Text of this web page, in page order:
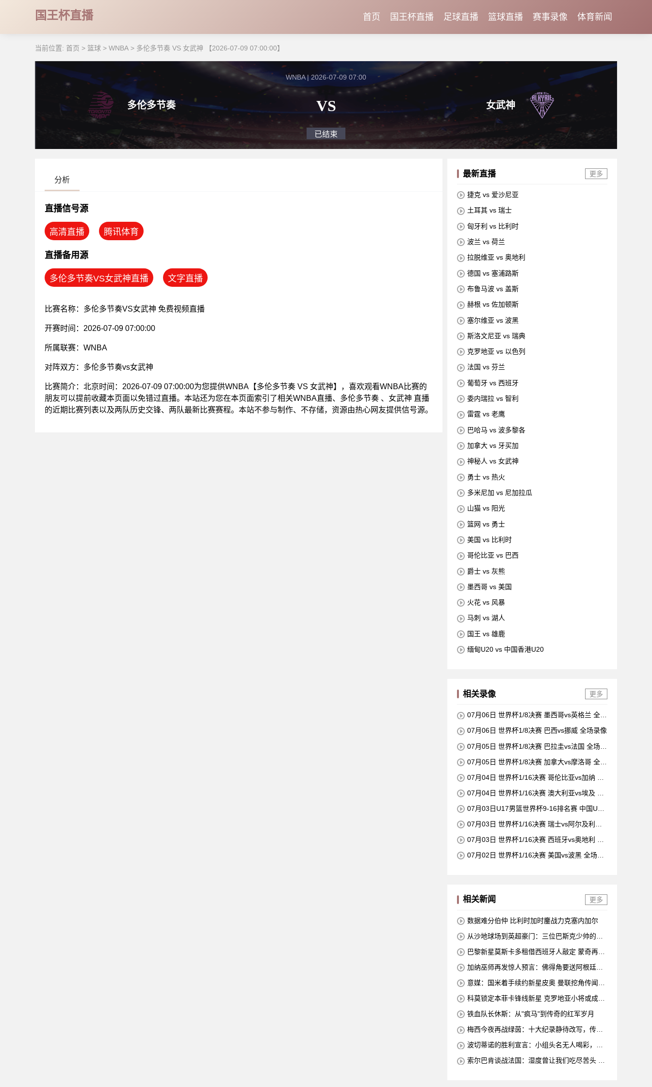
国王杯直播 首页 国王杯直播 足球直播 篮球直播 赛事录像 体育新闻
当前位置: 首页 > 篮球 > WNBA > 多伦多节奏 VS 女武神 【2026-07-09 07:00:00】
多伦多节奏
WNBA | 2026-07-09 07:00
VS
已结束
女武神
分析
直播信号源
高清直播 腾讯体育
直播备用源
多伦多节奏VS女武神直播 文字直播
比赛名称：多伦多节奏VS女武神 免费视频直播
开赛时间：2026-07-09 07:00:00
所属联赛： WNBA
对阵双方：多伦多节奏vs女武神
比赛简介：北京时间：2026-07-09 07:00:00为您提供WNBA【多伦多节奏 VS 女武神】，喜欢观看WNBA比赛的
朋友可以提前收藏本页面以免错过直播。本站还为您在本页面索引了相关WNBA直播、多伦多节奏 、女武神 直播
的近期比赛列表以及两队历史交锋、两队最新比赛赛程。本站不参与制作、不存储，资源由热心网友提供信号源。
最新直播 更多
捷克 vs 爱沙尼亚
土耳其 vs 瑞士
匈牙利 vs 比利时
波兰 vs 荷兰
拉脱维亚 vs 奥地利
德国 vs 塞浦路斯
布鲁马波 vs 盖斯
赫根 vs 佐加顿斯
塞尔维亚 vs 波黑
斯洛文尼亚 vs 瑞典
克罗地亚 vs 以色列
法国 vs 芬兰
葡萄牙 vs 西班牙
委内瑞拉 vs 智利
雷霆 vs 老鹰
巴哈马 vs 波多黎各
加拿大 vs 牙买加
神秘人 vs 女武神
勇士 vs 热火
多米尼加 vs 尼加拉瓜
山猫 vs 阳光
篮网 vs 勇士
美国 vs 比利时
哥伦比亚 vs 巴西
爵士 vs 灰熊
墨西哥 vs 美国
火花 vs 风暴
马刺 vs 湖人
国王 vs 雄鹿
缅甸U20 vs 中国香港U20
相关录像 更多
07月06日 世界杯1/8决赛 墨西哥vs英格兰 全场
07月06日 世界杯1/8决赛 巴西vs挪威 全场录像
07月05日 世界杯1/8决赛 巴拉圭vs法国 全场录
07月05日 世界杯1/8决赛 加拿大vs摩洛哥 全场
07月04日 世界杯1/16决赛 哥伦比亚vs加纳 全
07月04日 世界杯1/16决赛 澳大利亚vs埃及 全
07月03日U17男篮世界杯9-16排名赛 中国U17
07月03日 世界杯1/16决赛 瑞士vs阿尔及利亚
07月03日 世界杯1/16决赛 西班牙vs奥地利 全
07月02日 世界杯1/16决赛 美国vs波黑 全场录
相关新闻 更多
数据难分伯仲 比利时加时鏖战力克塞内加尔
从沙地球场到英超豪门：三位巴斯克少帅的足
巴黎新星莫斯卡多租借西班牙人敲定 蒙奇再度
加纳巫师再发惊人预言：佛得角要送阿根廷回
意媒：国米着手续约新星皮奥 曼联挖角传闻实
科莫锁定本菲卡锋线新星 克罗地亚小将或成今
铁血队长休斯：从"疯马"到传奇的红军岁月
梅西今夜再战绿茵：十大纪录静待改写，传奇
波切蒂诺的胜利宣言：小组头名无人喝彩，美
索尔巴肯谈战法国：湿度曾让我们吃尽苦头 哈